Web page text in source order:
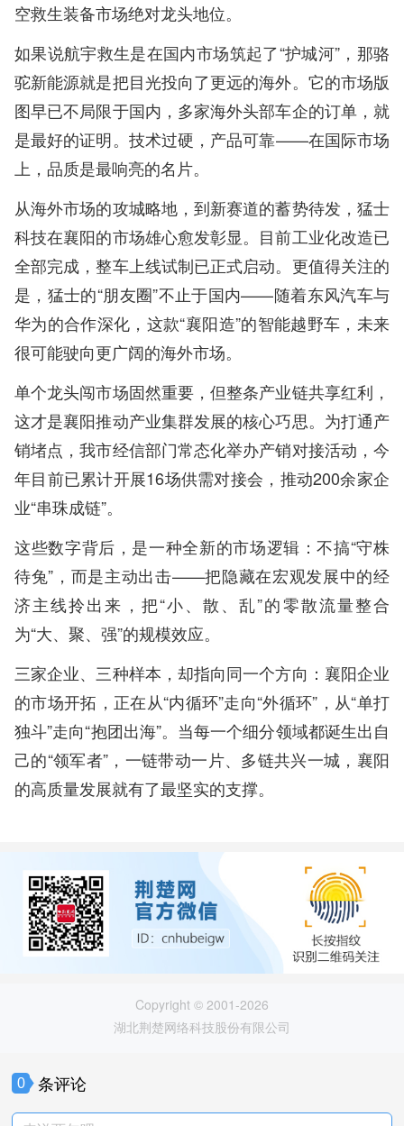
空救生装备市场绝对龙头地位。
如果说航宇救生是在国内市场筑起了“护城河”，那骆
驼新能源就是把目光投向了更远的海外。它的市场版
图早已不局限于国内，多家海外头部车企的订单，就
是最好的证明。技术过硬，产品可靠——在国际市场
上，品质是最响亮的名片。
从海外市场的攻城略地，到新赛道的蓄势待发，猛士
科技在襄阳的市场雄心愈发彰显。目前工业化改造已
全部完成，整车上线试制已正式启动。更值得关注的
是，猛士的“朋友圈”不止于国内——随着东风汽车与
华为的合作深化，这款“襄阳造”的智能越野车，未来
很可能驶向更广阔的海外市场。
单个龙头闯市场固然重要，但整条产业链共享红利，
这才是襄阳推动产业集群发展的核心巧思。为打通产
销堵点，我市经信部门常态化举办产销对接活动，今
年目前已累计开展16场供需对接会，推动200余家企
业“串珠成链”。
这些数字背后，是一种全新的市场逻辑：不搞“守株
待兔”，而是主动出击——把隐藏在宏观发展中的经
济主线拎出来，把“小、散、乱”的零散流量整合
为“大、聚、强”的规模效应。
三家企业、三种样本，却指向同一个方向：襄阳企业
的市场开拓，正在从“内循环”走向“外循环”，从“单打
独斗”走向“抱团出海”。当每一个细分领域都诞生出自
己的“领军者”，一链带动一片、多链共兴一城，襄阳
的高质量发展就有了最坚实的支撑。
Copyright © 2001-2026
湖北荆楚网络科技股份有限公司
0 条评论